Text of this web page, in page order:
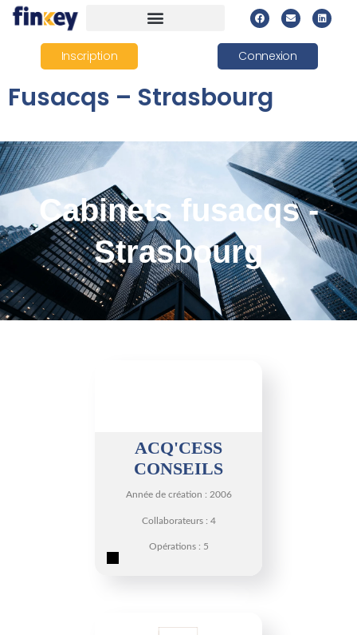
Inscription Connexion
Fusacqs – Strasbourg
Cabinets fusacqs -
Strasbourg
ACQ'CESS
CONSEILS
Année de création : 2006
Collaborateurs : 4
Opérations : 5